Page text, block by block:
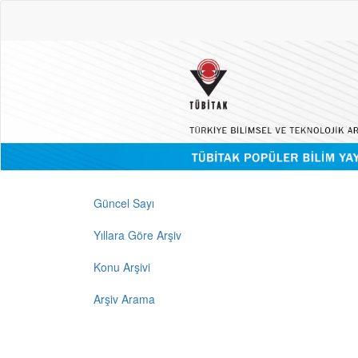
Güncel Sayı
Yıllara Göre Arşiv
Konu Arşivi
Arşiv Arama